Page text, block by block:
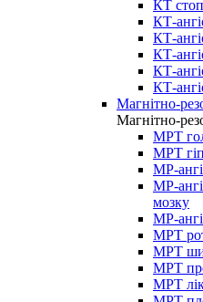
КТ
КТ-
КТ-
КТ-
КТ-
КТ-
Магнітно-
Магнітно-
МРТ
МРТ
МР-
МР-
мозку
МР-
МРТ
МРТ
МРТ
МРТ